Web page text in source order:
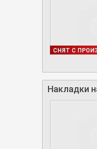
В НАЛИЧИИ
СНЯТ С
Накладки